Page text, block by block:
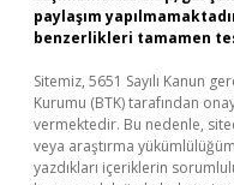
paylaşım
benzerlikleri tamamen
Sitemiz, 5651 Sayılı Kanun
Kurumu (BTK) tarafından
vermektedir. Bu nedenle,
veya araştırma
yazdıkları içeriklerin